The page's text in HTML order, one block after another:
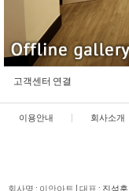
고객센터 연결
이용안내 회사소개
회사명 : 이안아트 대표 : 진석훈